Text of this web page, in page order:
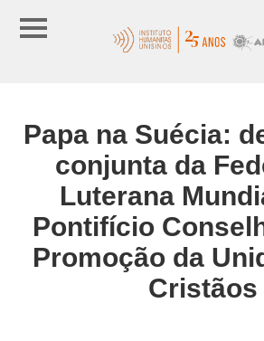
Papa na Suécia:
conjunta da
Luterana
Pontifício
Promoção da
Cristãos